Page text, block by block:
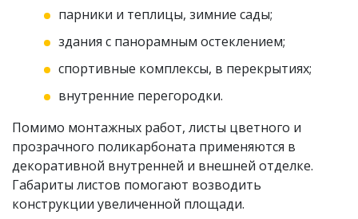
парники и теплицы, зимние сады;
здания с панорамным остеклением;
спортивные комплексы, в перекрытиях;
внутренние перегородки.
Помимо монтажных работ, листы цветного и
прозрачного поликарбоната применяются в
декоративной внутренней и внешней отделке.
Габариты листов помогают возводить
конструкции увеличенной площади.